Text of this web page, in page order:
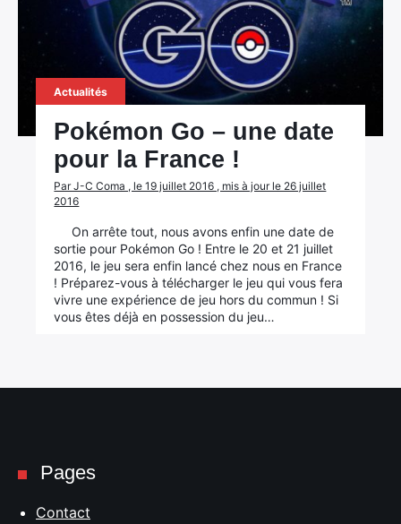
Actualités
Pokémon Go – une date
pour la France !
Par J-C Coma , le 19 juillet 2016 , mis à jour le 26 juillet
2016
On arrête tout, nous avons enfin une date de
sortie pour Pokémon Go ! Entre le 20 et 21 juillet
2016, le jeu sera enfin lancé chez nous en France
! Préparez-vous à télécharger le jeu qui vous fera
vivre une expérience de jeu hors du commun ! Si
vous êtes déjà en possession du jeu…
Pages
Contact